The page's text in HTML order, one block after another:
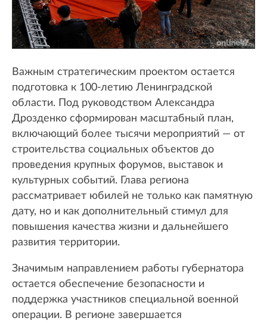
Важным стратегическим проектом остается
подготовка к 100-летию Ленинградской
области. Под руководством Александра
Дрозденко сформирован масштабный план,
включающий более тысячи мероприятий — от
строительства социальных объектов до
проведения крупных форумов, выставок и
культурных событий. Глава региона
рассматривает юбилей не только как памятную
дату, но и как дополнительный стимул для
повышения качества жизни и дальнейшего
развития территории.
Значимым направлением работы губернатора
остается обеспечение безопасности и
поддержка участников специальной военной
операции. В регионе завершается